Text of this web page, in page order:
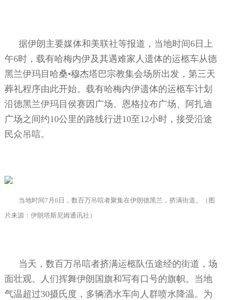
据伊朗主要媒体和美联社等报道，当地时间6日上
午6时，载有哈梅内伊及其遇难家人遗体的运柩车从德
黑兰伊玛目哈桑•穆杰塔巴宗教集会场所出发，第三天
葬礼程序由此开始。载有哈梅内伊遗体的运柩车计划
沿德黑兰伊玛目侯赛因广场、恩格拉布广场、阿扎迪
广场之间约10公里的路线行进10至12小时，接受沿途
民众吊唁。
当地时间7 月 6 日，数百万吊唁者聚集在伊朗德黑兰，挤满街道。（图
片来源：伊朗塔斯尼姆通讯社）
当天，数百万吊唁者挤满运柩队伍途经的街道，场
面壮观。人们挥舞伊朗国旗和写有口号的旗帜。当地
气温超过30摄氏度，多辆洒水车向人群喷水降温。为